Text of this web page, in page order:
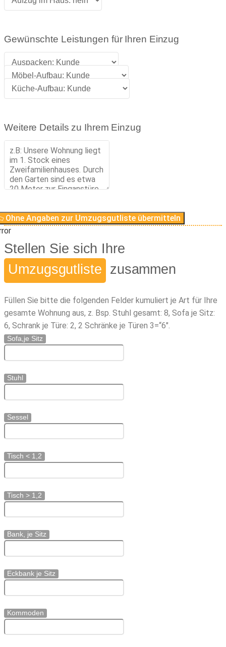
Gewünschte Leistungen für Ihren Einzug
Weitere Details zu Ihrem Einzug
Ohne Angaben zur Umzugsgutliste übermitteln
Stellen Sie sich Ihre
Umzugsgutliste zusammen
Füllen Sie bitte die folgenden Felder kumuliert je Art für Ihre
gesamte Wohnung aus, z. Bsp. Stuhl gesamt: 8, Sofa je Sitz:
6, Schrank je Türe: 2, 2 Schränke je Türen 3=“6″.
Sofa,je Sitz
Stuhl
Sessel
Tisch < 1,2
Tisch > 1,2
Bank, je Sitz
Eckbank je Sitz
Kommoden